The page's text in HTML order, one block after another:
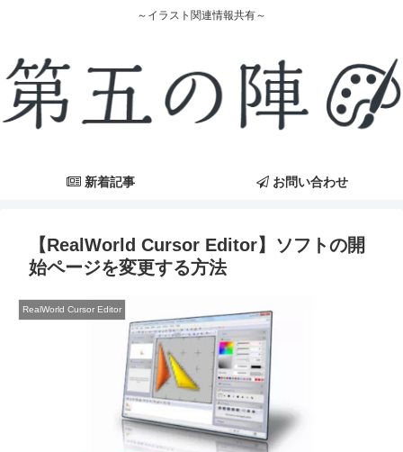
～イラスト関連情報共有～
新着記事 お問い合わせ
【RealWorld Cursor Editor】ソフトの開
始ページを変更する方法
RealWorld Cursor Editor